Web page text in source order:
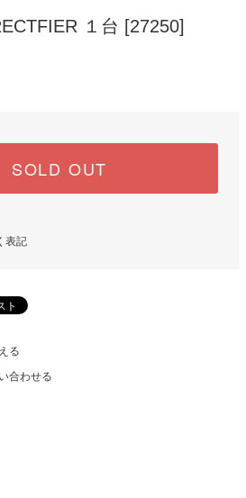
１台 [27250]
SOLD OUT
表記
る
合わせる